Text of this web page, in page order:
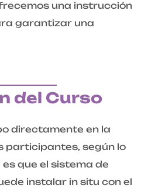
una instrucción
garantizar una
del Curso
directamente en la
participantes, según lo
que el sistema de
instalar in situ con el